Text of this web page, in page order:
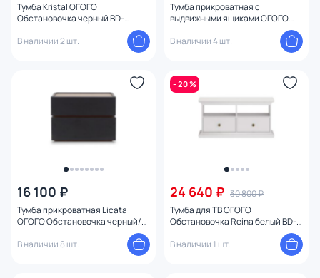
Тумба Kristal ОГОГО
Обстановочка черный BD-
В наличии 2 шт.
Тумба прикроватная с
выдвижными ящиками ОГОГО
Обстановочка Cloud BD-1746392
В наличии 4 шт.
16 100 ₽
Тумба прикроватная Licata
ОГОГО Обстановочка черный/
В наличии 8 шт.
- 20 %
24 640 ₽ 30 800 ₽
Тумба для ТВ ОГОГО
Обстановочка Reina белый BD-
В наличии 1 шт.
Диаметр (см)